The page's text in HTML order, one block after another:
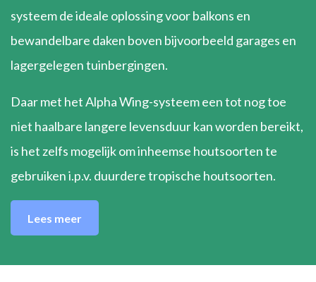
systeem de ideale oplossing voor balkons en
bewandelbare daken boven bijvoorbeeld garages en
lagergelegen tuinbergingen.
Daar met het Alpha Wing-systeem een tot nog toe
niet haalbare langere levensduur kan worden bereikt,
is het zelfs mogelijk om inheemse houtsoorten te
gebruiken i.p.v. duurdere tropische houtsoorten.
Lees meer